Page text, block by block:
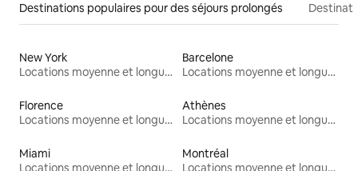
Destinations populaires pour des séjours prolongés
New York
Locations moyenne et longue durée
Barcelone
Locations moyenne et longue durée
Florence
Locations moyenne et longue durée
Athènes
Locations moyenne et longue durée
Miami
Locations moyenne et longue durée
Montréal
Locations moyenne et longue durée